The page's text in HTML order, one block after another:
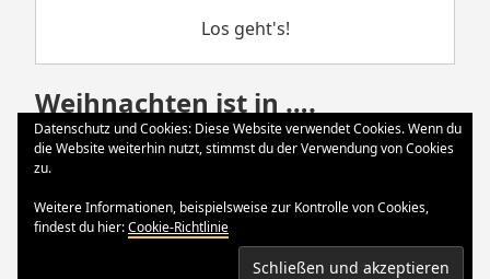
Los geht's!
Weihnachten ist in ….
Weihnachten
Der große Tag ist da.
Datenschutz und Cookies: Diese Website verwendet Cookies. Wenn du
die Website weiterhin nutzt, stimmst du der Verwendung von Cookies
zu.
Weitere Informationen, beispielsweise zur Kontrolle von Cookies,
findest du hier:Cookie-Richtlinie